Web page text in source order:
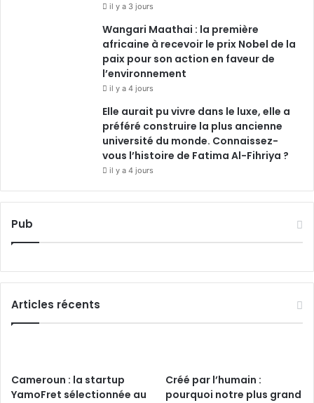
il y a 3 jours
Wangari Maathai : la première
africaine à recevoir le prix Nobel de la
paix pour son action en faveur de
l’environnement
il y a 4 jours
Elle aurait pu vivre dans le luxe, elle a
préféré construire la plus ancienne
université du monde. Connaissez-
vous l’histoire de Fatima Al-Fihriya ?
il y a 4 jours
Pub
Articles récents
Cameroun : la startup
YamoFret sélectionnée au
Créé par l’humain :
pourquoi notre plus grand